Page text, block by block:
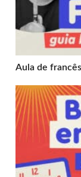
Aula de
Boa tarde em